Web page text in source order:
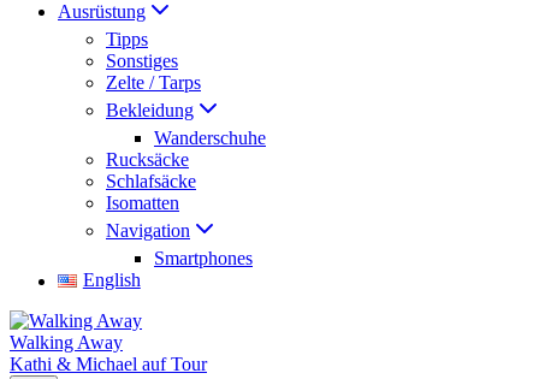
Ausrüstung
Tipps
Sonstiges
Zelte / Tarps
Bekleidung
Wanderschuhe
Rucksäcke
Schlafsäcke
Isomatten
Navigation
Smartphones
English
Walking Away
Kathi & Michael auf Tour